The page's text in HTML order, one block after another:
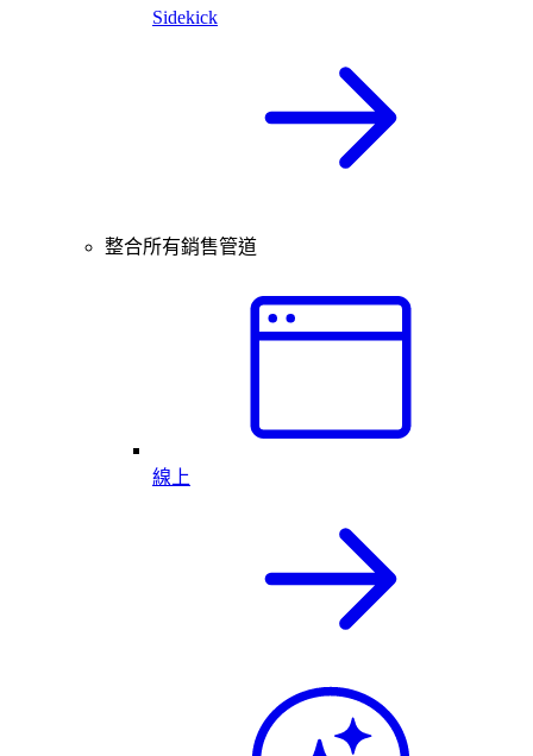
Sidekick
整合所有銷售管道
線上